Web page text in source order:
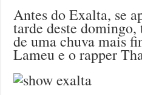
Antes do Exalta, se
tarde deste
de uma chuva mais
Lameu e o rapper